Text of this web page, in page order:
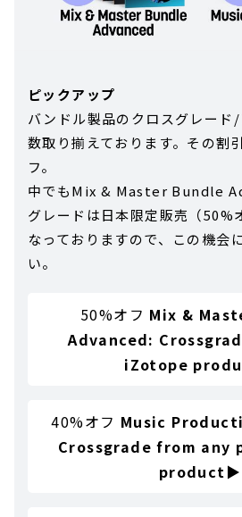
ピックアップ
バンドル製品のクロスグレード
数取り揃えております。その割
フ。
中でもMix & Master Bundle
グレードは日本限定販売（50%
なっておりますので、この機会
い。
50%オフ Mix &
Advanced:
iZotope
40%オフ Music
Crossgrade from any
product▶